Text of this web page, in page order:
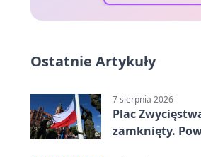
Ostatnie Artykuły
7 sierpnia 2026
Plac
zamknięty.